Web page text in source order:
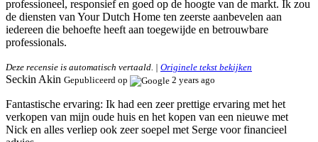
professioneel, responsief en goed op de hoogte van de markt. Ik zou
de diensten van Your Dutch Home ten zeerste aanbevelen aan
iedereen die behoefte heeft aan toegewijde en betrouwbare
professionals.
Deze recensie is automatisch vertaald. | Originele tekst bekijken
Seckin Akin Gepubliceerd op 2 years ago
Fantastische ervaring: Ik had een zeer prettige ervaring met het
verkopen van mijn oude huis en het kopen van een nieuwe met
Nick en alles verliep ook zeer soepel met Serge voor financieel